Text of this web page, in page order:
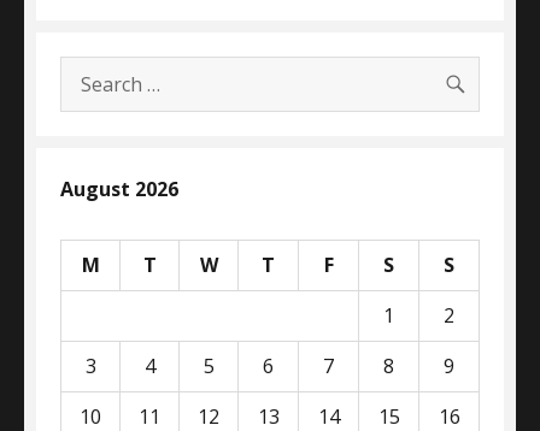
Search
for:
August 2026
M T W T F S
S
1
2
3
4 5 6 7 8
9
10
11 12 13 14 15
16